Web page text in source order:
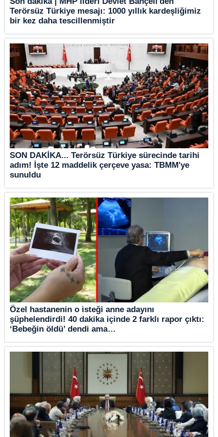
Terörsüz Türkiye mesajı: 1000 yıllık kardeşliğimiz
bir kez daha tescillenmiştir
SON DAKİKA... Terörsüz Türkiye sürecinde tarihi
adım! İşte 12 maddelik çerçeve yasa: TBMM'ye
sunuldu
Özel hastanenin o isteği anne adayını
şüphelendirdi! 40 dakika içinde 2 farklı rapor çıktı:
‘Bebeğin öldü’ dendi ama…